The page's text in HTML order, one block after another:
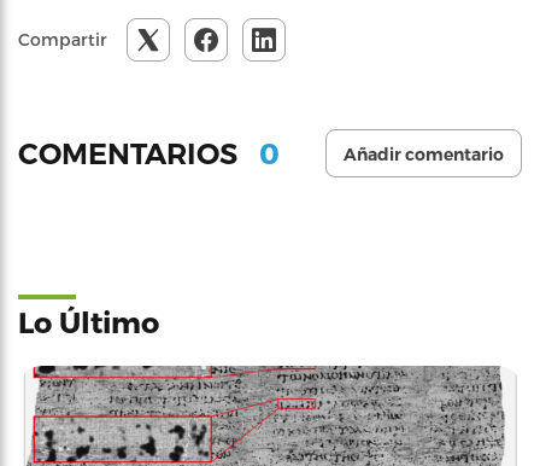
Compartir
COMENTARIOS 0 Añadir comentario
Lo Último